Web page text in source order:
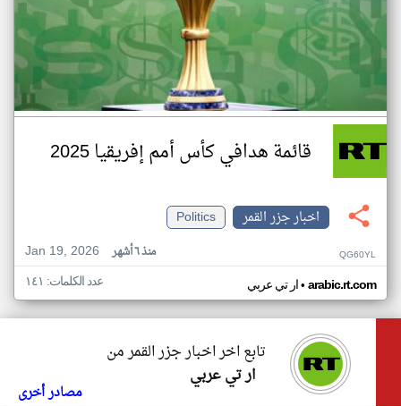
قائمة هدافي كأس أمم إفريقيا 2025
اخبار جزر القمر
Politics
Jan 19, 2026
منذ ٦ أشهر QG60YL
ار تي عربي• arabic.rt.com عدد الكلمات: ١٤١
تابع اخر اخبار جزر القمر من
ار تي عربي
مصادر أخرى